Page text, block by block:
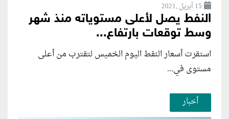
15 أبريل ,2021
النفط يصل لأعلى مستوياته منذ شهر
وسط توقعات بارتفاع...
استقرت أسعار النفط اليوم الخميس لتقترب من أعلى
مستوى في...
أخبار